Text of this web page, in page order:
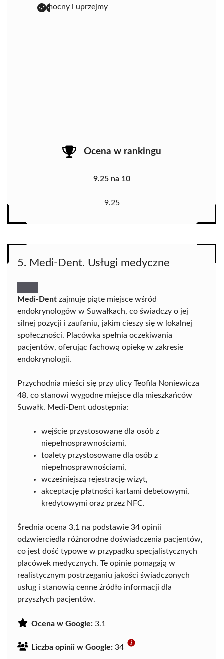
pomocny i uprzejmy
Ocena w rankingu
9.25 na 10
9.25
5. Medi-Dent. Usługi medyczne
Medi-Dent zajmuje piąte miejsce wśród
endokrynologów w Suwałkach, co świadczy o jej
silnej pozycji i zaufaniu, jakim cieszy się w lokalnej
społeczności. Placówka spełnia oczekiwania
pacjentów, oferując fachową opiekę w zakresie
endokrynologii.
Przychodnia mieści się przy ulicy Teofila Noniewicza
48, co stanowi wygodne miejsce dla mieszkańców
Suwałk. Medi-Dent udostępnia:
wejście przystosowane dla osób z
niepełnosprawnościami,
toalety przystosowane dla osób z
niepełnosprawnościami,
wcześniejszą rejestrację wizyt,
akceptację płatności kartami debetowymi,
kredytowymi oraz przez NFC.
Średnia ocena 3,1 na podstawie 34 opinii
odzwierciedla różnorodne doświadczenia pacjentów,
co jest dość typowe w przypadku specjalistycznych
placówek medycznych. Te opinie pomagają w
realistycznym postrzeganiu jakości świadczonych
usług i stanowią cenne źródło informacji dla
przyszłych pacjentów.
Ocena w Google: 3.1
Liczba opinii w Google: 34